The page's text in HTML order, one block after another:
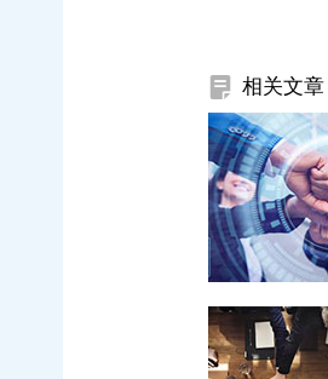
相关文章